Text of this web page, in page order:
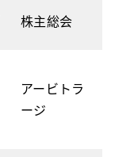
株主総会
アービトラ
ージ